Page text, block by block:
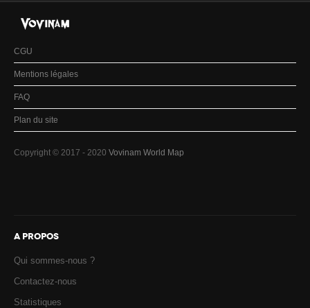
CGU
Mentions légales
FAQ
Plan du site
Copyright © 2017 - 2020 Vovinam World Map
A PROPOS
Qui sommes-nous ?
Contactez-nous
Statistiques